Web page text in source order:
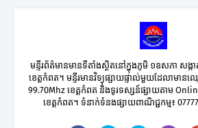
មន្ទីរព័ត៌មានមានទីតាំងស្ថិតនៅក្នុងភូមិ ១ឧសភា សង្
ខេត្តកំពត។ មន្ទីរមានវិទ្យុផ្សាយផ្ទាល់មួយដែលាមានឈ្ម
99.70Mhz ខេត្តកំពត និងទូរទស្សន៍ផ្សាយតាម
ខេត្តកំពត។ ទំនាក់ទំនងផ្សាយពាណិជ្ជកម្ម៖